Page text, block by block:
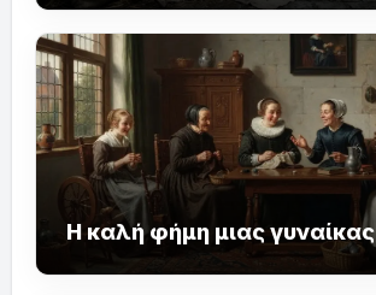
Η καλή φήμη μιας γυναίκας